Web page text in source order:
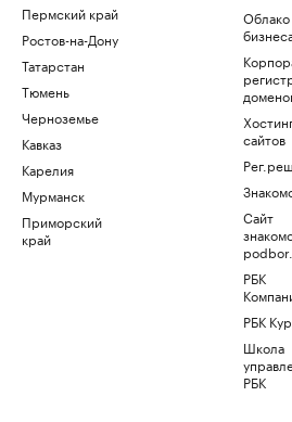
Пермский край
Ростов-на-Дону
Татарстан
Тюмень
Черноземье
Кавказ
Карелия
Мурманск
Приморский
край
сайтов
Сайт
РБК
РБК
Школа
РБК